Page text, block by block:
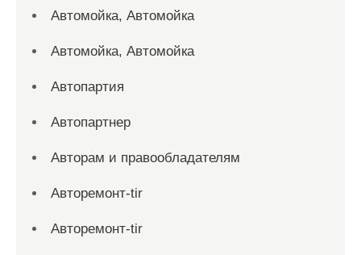
Автомойка, Автомойка
Автомойка, Автомойка
Автопартия
Автопартнер
Авторам и правообладателям
Авторемонт-tir
Авторемонт-tir